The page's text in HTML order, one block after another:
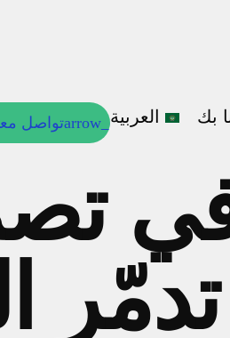
بك العربية
English
تواصل
في
تدمّر